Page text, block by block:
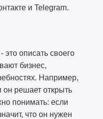
и Telegram.
это описать своего
бизнес,
Например,
он решает открыть
понимать: если
что он нужен